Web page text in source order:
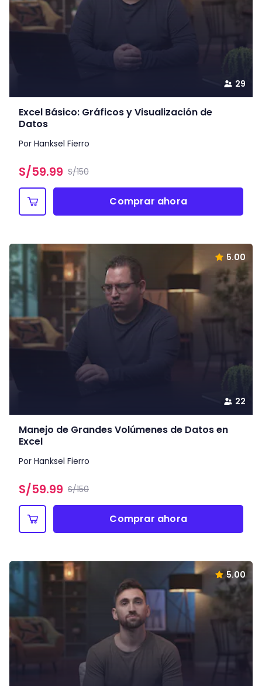
29
Excel Básico: Gráficos y Visualización de
Datos
Por Hanksel Fierro
S/59.99 S/150
Comprar ahora
22
5.00
Manejo de Grandes Volúmenes de Datos en
Excel
Por Hanksel Fierro
S/59.99 S/150
Comprar ahora
5.00